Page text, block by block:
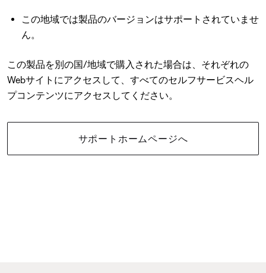
この地域では製品のバージョンはサポートされていませ
ん。
この製品を別の国/地域で購入された場合は、それぞれの
Webサイトにアクセスして、すべてのセルフサービスヘル
プコンテンツにアクセスしてください。
サポートホームページへ